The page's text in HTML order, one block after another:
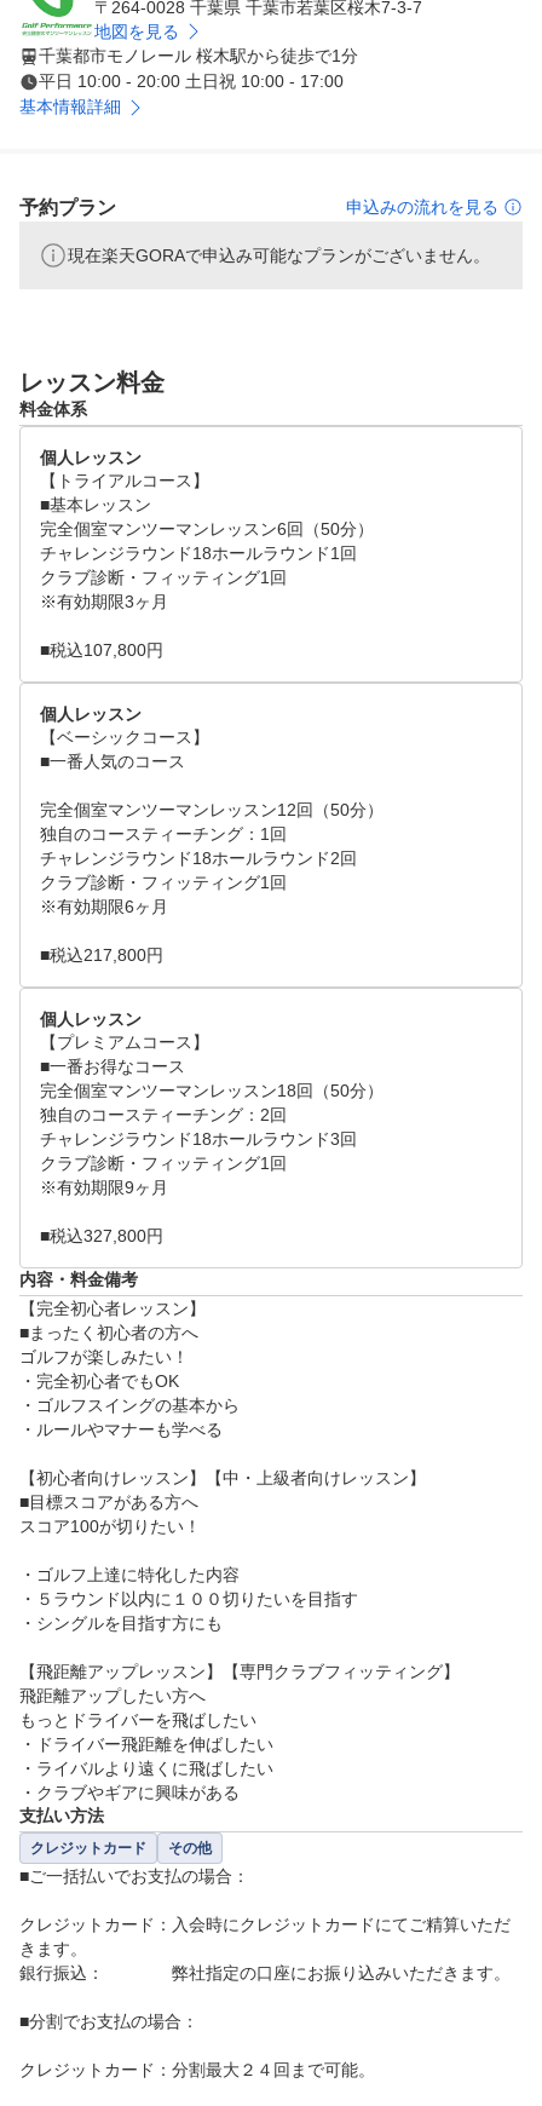
ィーチング、フィジカルケア、コース貸し切りのイベント
などあなたに寄り添ったゴルフレッスンを提供します。
無料体験レッスン受付中。
〒264-0028 千葉県 千葉市若葉区桜木7-3-7
地図を見る
千葉都市モノレール 桜木駅から徒歩で1分
平日 10:00 - 20:00 土日祝 10:00 - 17:00
基本情報詳細
予約プラン 申込みの流れを見る
現在楽天GORAで申込み可能なプランがございません。
レッスン料金
料金体系
個人レッスン
【トライアルコース】
■基本レッスン
完全個室マンツーマンレッスン6回（50分）
チャレンジラウンド18ホールラウンド1回
クラブ診断・フィッティング1回
※有効期限3ヶ月
■税込107,800円
個人レッスン
【ベーシックコース】
■一番人気のコース
完全個室マンツーマンレッスン12回（50分）
独自のコースティーチング：1回
チャレンジラウンド18ホールラウンド2回
クラブ診断・フィッティング1回
※有効期限6ヶ月
■税込217,800円
個人レッスン
【プレミアムコース】
■一番お得なコース
完全個室マンツーマンレッスン18回（50分）
独自のコースティーチング：2回
チャレンジラウンド18ホールラウンド3回
クラブ診断・フィッティング1回
※有効期限9ヶ月
■税込327,800円
内容・料金備考
【完全初心者レッスン】
■まったく初心者の方へ
ゴルフが楽しみたい！
・完全初心者でもOK
・ゴルフスイングの基本から
・ルールやマナーも学べる
【初心者向けレッスン】【中・上級者向けレッスン】
■目標スコアがある方へ
スコア100が切りたい！
・ゴルフ上達に特化した内容
・５ラウンド以内に１００切りたいを目指す
・シングルを目指す方にも
【飛距離アップレッスン】【専門クラブフィッティング】
飛距離アップしたい方へ
もっとドライバーを飛ばしたい
・ドライバー飛距離を伸ばしたい
・ライバルより遠くに飛ばしたい
・クラブやギアに興味がある
支払い方法
クレジットカード その他
■ご一括払いでお支払の場合：
クレジットカード：入会時にクレジットカードにてご精算いただ
きます。
銀行振込：　　　　弊社指定の口座にお振り込みいただきます。
■分割でお支払の場合：
クレジットカード：分割最大２４回まで可能。